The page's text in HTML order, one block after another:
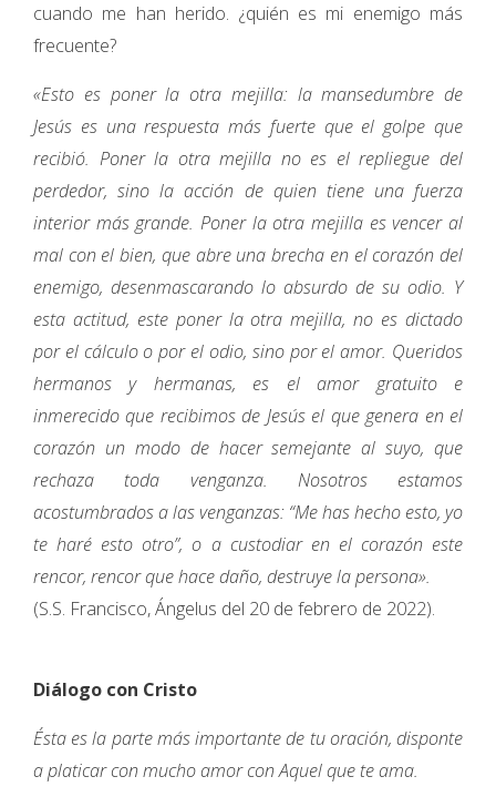
cuando me han herido. ¿quién es mi enemigo más
frecuente?
«Esto es poner la otra mejilla: la mansedumbre de
Jesús es una respuesta más fuerte que el golpe que
recibió. Poner la otra mejilla no es el repliegue del
perdedor, sino la acción de quien tiene una fuerza
interior más grande. Poner la otra mejilla es vencer al
mal con el bien, que abre una brecha en el corazón del
enemigo, desenmascarando lo absurdo de su odio. Y
esta actitud, este poner la otra mejilla, no es dictado
por el cálculo o por el odio, sino por el amor. Queridos
hermanos y hermanas, es el amor gratuito e
inmerecido que recibimos de Jesús el que genera en el
corazón un modo de hacer semejante al suyo, que
rechaza toda venganza. Nosotros estamos
acostumbrados a las venganzas: “Me has hecho esto, yo
te haré esto otro”, o a custodiar en el corazón este
rencor, rencor que hace daño, destruye la persona».
(S.S. Francisco, Ángelus del 20 de febrero de 2022).
Diálogo con Cristo
Ésta es la parte más importante de tu oración, disponte
a platicar con mucho amor con Aquel que te ama.